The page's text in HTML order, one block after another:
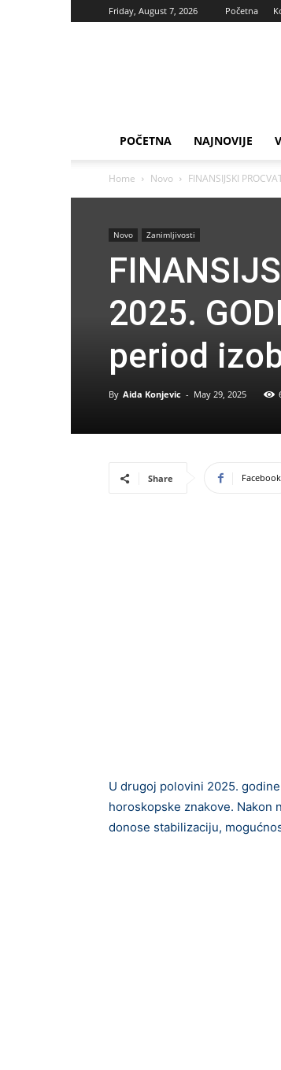
Friday, August 7, 2026 Početna
POČETNA NAJNOVIJE
Home Novo FINANSIJSKI
Novo Zanimljivosti
2025.
period
By Aida Konjevic - May 29, 2025
Share Facebook
U drugoj polovini 2025.
horoskopske znakove. Nakon
donose stabilizaciju,